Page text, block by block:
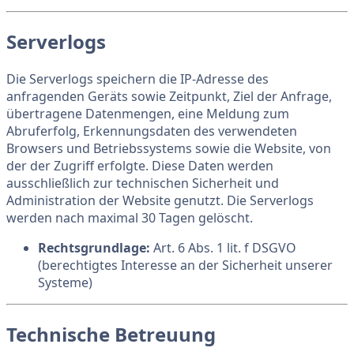
Serverlogs
Die Serverlogs speichern die IP-Adresse des
anfragenden Geräts sowie Zeitpunkt, Ziel der Anfrage,
übertragene Datenmengen, eine Meldung zum
Abruferfolg, Erkennungsdaten des verwendeten
Browsers und Betriebssystems sowie die Website, von
der der Zugriff erfolgte. Diese Daten werden
ausschließlich zur technischen Sicherheit und
Administration der Website genutzt. Die Serverlogs
werden nach maximal 30 Tagen gelöscht.
Rechtsgrundlage: Art. 6 Abs. 1 lit. f DSGVO
(berechtigtes Interesse an der Sicherheit unserer
Systeme)
Technische Betreuung